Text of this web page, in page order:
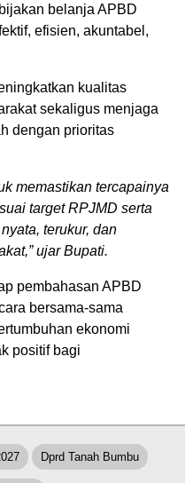
belanja APBD
efisien, akuntabel,
kualitas
sekaligus menjaga
dengan prioritas
memastikan tercapainya
target RPJMD serta
terukur, dan
ujar Bupati.
pembahasan APBD
bersama-sama
ekonomi
positif bagi
Dprd Tanah Bumbu